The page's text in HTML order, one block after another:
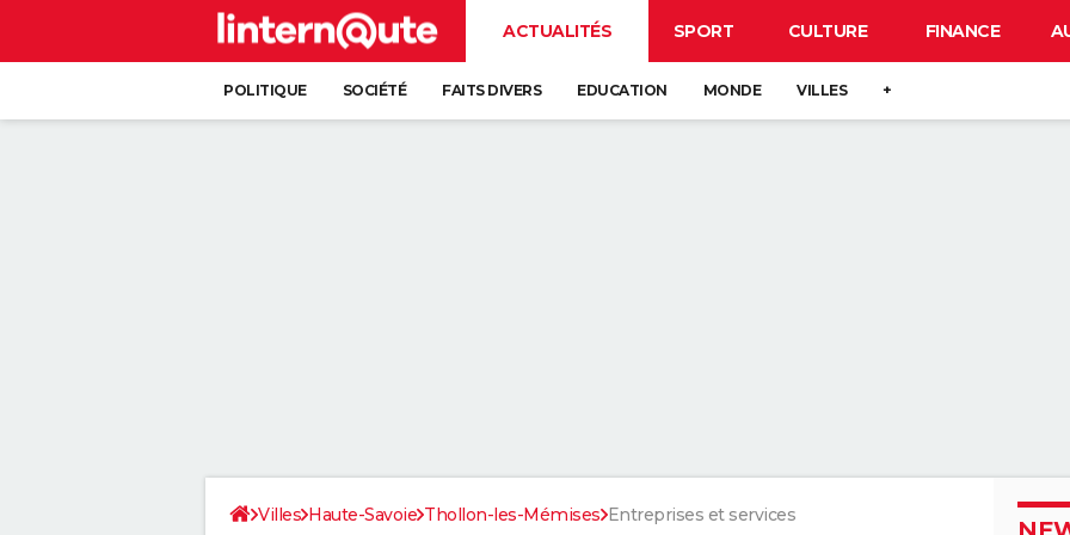
ACTUALITÉS SPORT CULTURE FINANCE
POLITIQUE SOCIÉTÉ FAITS DIVERS EDUCATION MONDE VILLES +
Villes Haute-Savoie Thollon-les-Mémises Entreprises et services